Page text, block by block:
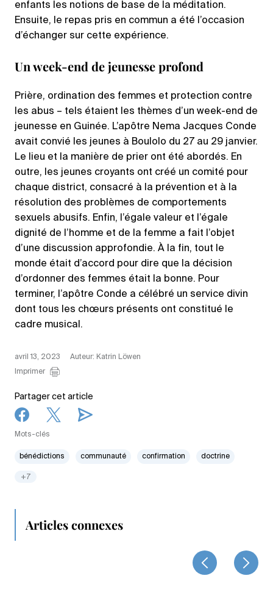
enfants les notions de base de la méditation.
Ensuite, le repas pris en commun a été l’occasion
d’échanger sur cette expérience.
Un week-end de jeunesse profond
Prière, ordination des femmes et protection contre
les abus – tels étaient les thèmes d’un week-end de
jeunesse en Guinée. L’apôtre Nema Jacques Conde
avait convié les jeunes à Boulolo du 27 au 29 janvier.
Le lieu et la manière de prier ont été abordés. En
outre, les jeunes croyants ont créé un comité pour
chaque district, consacré à la prévention et à la
résolution des problèmes de comportements
sexuels abusifs. Enfin, l’égale valeur et l’égale
dignité de l’homme et de la femme a fait l’objet
d’une discussion approfondie. À la fin, tout le
monde était d’accord pour dire que la décision
d’ordonner des femmes était la bonne. Pour
terminer, l’apôtre Conde a célébré un service divin
dont tous les chœurs présents ont constitué le
cadre musical.
avril 13, 2023
Auteur: Katrin Löwen
Imprimer
Partager cet article
Mots-clés
bénédictions communauté confirmation doctrine
+7
Articles connexes